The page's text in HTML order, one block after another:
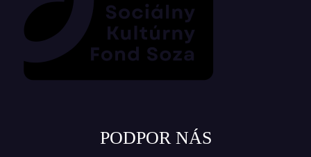
PODPOR NÁS